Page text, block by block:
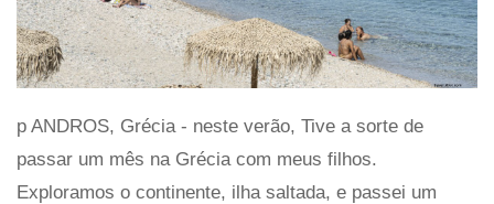
p ANDROS, Grécia - neste verão, Tive a sorte de
passar um mês na Grécia com meus filhos.
Exploramos o continente, ilha saltada, e passei um